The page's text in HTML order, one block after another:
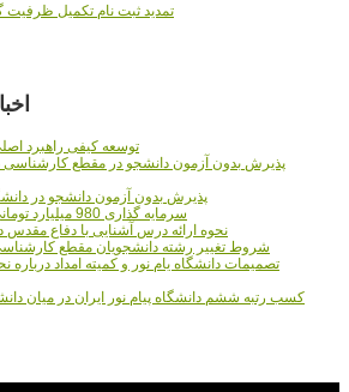
تمديد ثبت نام تکميل
توسعه کیفی راهبرد
پذیرش بدون آزمون دانشجو در مقطع کارشناسی
پذیرش بدون آزمون دانشجو در
سرمایه گذاری 980 میلیارد تومانی دانشگاه پیام نور
نحوه ارائه درس آشنایی با دفاع مقدس
شروط تغییر رشته دانشجویان مقطع کارشناسی
تصمیمات دانشگاه یام نور و کمیته امداد درباره
کسب رتبه ششم دانشگاه پیام نور ایران در میان